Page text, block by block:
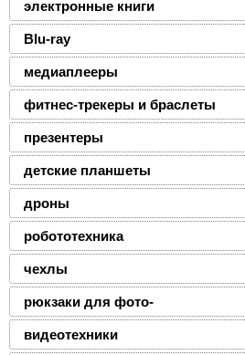
электронные книги
Blu-ray
медиаплееры
фитнес-трекеры и браслеты
презентеры
детские планшеты
дроны
робототехника
чехлы
рюкзаки для фото-
видеотехники